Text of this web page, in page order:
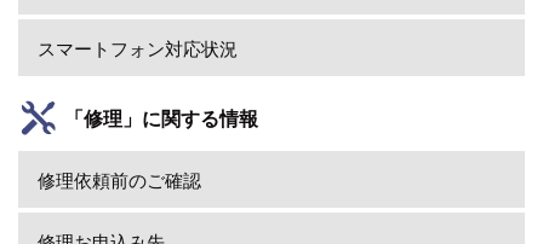
スマートフォン対応状況
「修理」に関する情報
修理依頼前のご確認